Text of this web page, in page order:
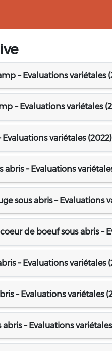
– Evaluations variétales
– Evaluations variétales
Evaluations variétales
abris – Evaluations
sous abris – Evaluations
de boeuf sous abris –
– Evaluations variétales
– Evaluations variétales
– Evaluations